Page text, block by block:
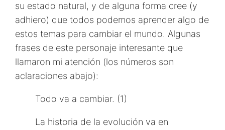
su estado natural, y de alguna forma cree (y
adhiero) que todos podemos aprender algo de
estos temas para cambiar el mundo. Algunas
frases de este personaje interesante que
llamaron mi atención (los números son
aclaraciones abajo):
Todo va a cambiar. (1)
La historia de la evolución va en